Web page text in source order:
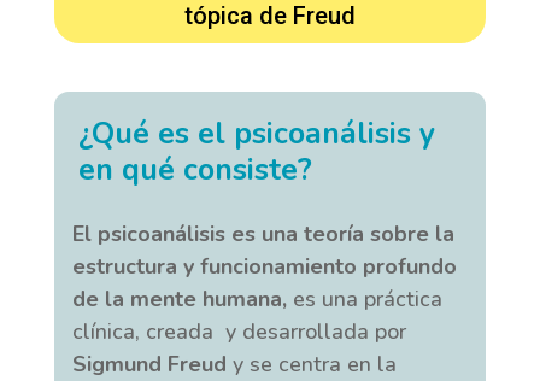
tópica de Freud
¿Qué es el psicoanálisis y
en qué consiste?
El psicoanálisis es una teoría sobre la
estructura y funcionamiento profundo
de la mente humana, es una práctica
clínica, creada y desarrollada por
Sigmund Freud y se centra en la